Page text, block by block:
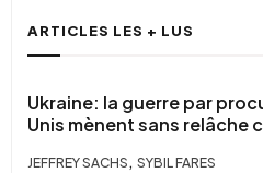
ARTICLES LES + LUS
Ukraine: la guerre par
Unis mènent sans relâche
JEFFREY SACHS , SYBIL FARES